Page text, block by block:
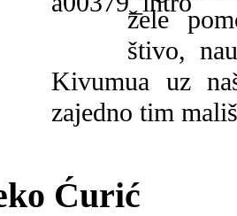
žele
štivo,
Kivumua uz
zajedno tim
Ćurić